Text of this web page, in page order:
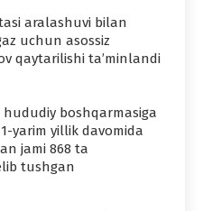
aralashuvi bilan
uchun asossiz
qaytarilishi ta’minlandi
boshqarmasiga
yarim yillik davomida
jami 868 ta
tushgan